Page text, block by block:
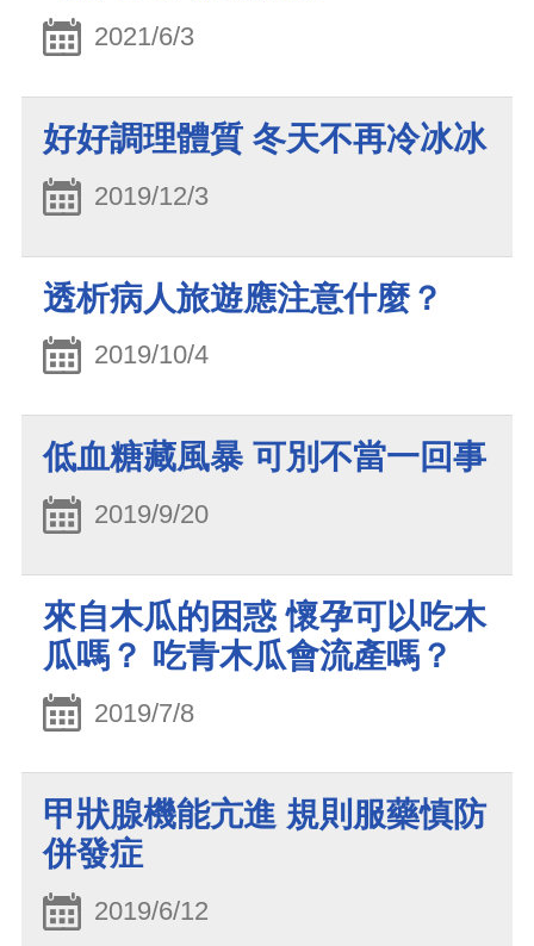
2021/6/3
好好調理體質 冬天不再冷冰冰
2019/12/3
透析病人旅遊應注意什麼？
2019/10/4
低血糖藏風暴 可別不當一回事
2019/9/20
來自木瓜的困惑 懷孕可以吃木
瓜嗎？ 吃青木瓜會流產嗎？
2019/7/8
甲狀腺機能亢進 規則服藥慎防
併發症
2019/6/12